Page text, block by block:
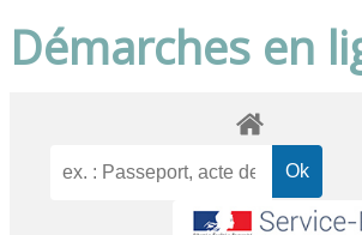
Démarches en